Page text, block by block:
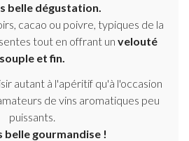
belle dégustation.
cacao ou poivre, typiques de la
tout en offrant un velouté
souple et fin.
autant à l'apéritif qu'à l'occasion
de vins aromatiques peu
puissants.
belle gourmandise !